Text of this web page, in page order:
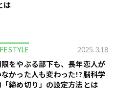
は
2025.3.18
限をやぶる部下も、長年恋人が
かった人も変わった!? 脳科学
「締め切り」の設定方法とは